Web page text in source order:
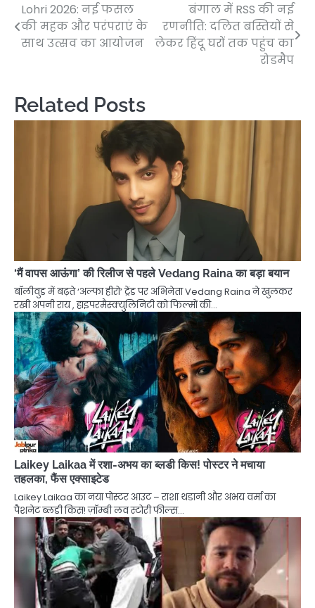
Post
navigation
Lohri 2026: नई फसल
की महक और परंपराएं के
साथ उत्सव का आयोजन
बंगाल में RSS की नई
रणनीति: दलित बस्तियों से
लेकर हिंदू घरों तक पहुंच का
रोडमैप
Related Posts
‘मैं वापस आऊंगा’ की रिलीज से पहले Vedang Raina का बड़ा बयान
बॉलीवुड में बढ़ते ‘अल्फा हीरो’ ट्रेंड पर अभिनेता Vedang Raina ने खुलकर
रखी अपनी राय , हाइपरमैस्क्युलिनिटी को फिल्मों की…
Laikey Laikaa में रशा-अभय का ब्लडी किस! पोस्टर ने मचाया
तहलका, फैंस एक्साइटेड
Laikey Laikaa का नया पोस्टर आउट – राशा थडानी और अभय वर्मा का
पैशनेट ब्लडी किस! ज़ॉम्बी लव स्टोरी फील्स…